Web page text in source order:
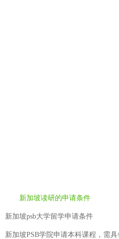
新加坡读研的申请条件
新加坡psb大学留学申请条件
新加坡PSB学院申请本科课程，需